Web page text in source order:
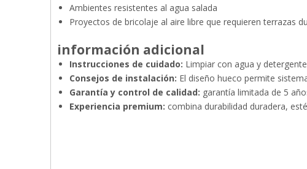
Ambientes resistentes al agua salada
Proyectos de bricolaje al aire libre que requieren terrazas
información adicional
Instrucciones de cuidado: Limpiar con agua y
Consejos de instalación: El diseño hueco permite
Garantía y control de calidad: garantía limitada de 5
Experiencia premium: combina durabilidad duradera,